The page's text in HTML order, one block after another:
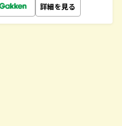
詳細を見る